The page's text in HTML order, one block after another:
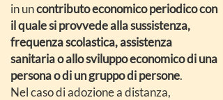
in uncontributo economico periodico con
il quale si provvede alla sussistenza,
frequenza scolastica, assistenza
sanitaria o allo sviluppo economico di una
persona o di un gruppo di persone.
Nel caso di adozione a distanza,